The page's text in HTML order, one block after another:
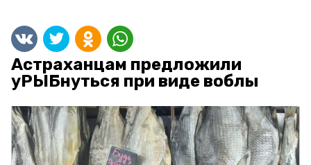
Астраханцам предложили
уРЫБнуться при виде воблы